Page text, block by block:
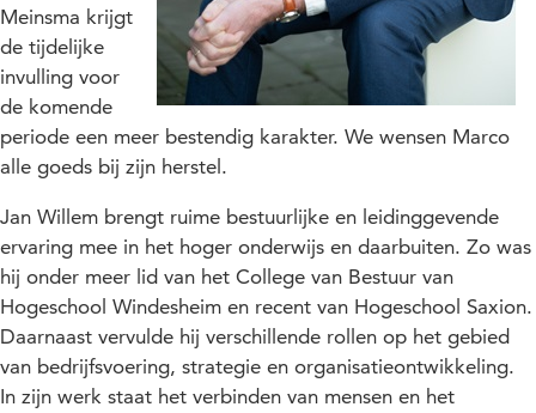
Meinsma krijgt
de tijdelijke
invulling voor
de komende
periode een meer bestendig karakter. We wensen Marco
alle goeds bij zijn herstel.
Jan Willem brengt ruime bestuurlijke en leidinggevende
ervaring mee in het hoger onderwijs en daarbuiten. Zo was
hij onder meer lid van het College van Bestuur van
Hogeschool Windesheim en recent van Hogeschool Saxion.
Daarnaast vervulde hij verschillende rollen op het gebied
van bedrijfsvoering, strategie en organisatieontwikkeling.
In zijn werk staat het verbinden van mensen en het